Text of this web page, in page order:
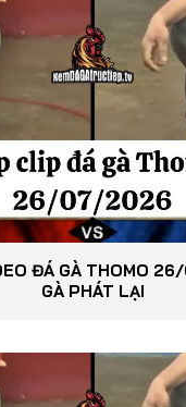
ĐÁ GÀ THOMO
GÀ PHÁT LẠI